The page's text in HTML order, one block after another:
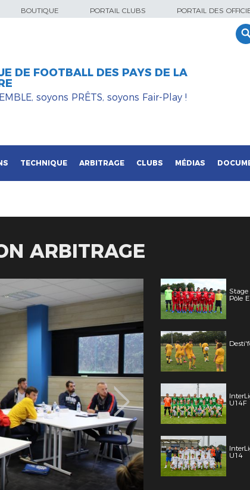
BOUTIQUE PORTAIL CLUBS PORTAIL DES
DE FOOTBALL DES PAYS DE LA
soyons PRÊTS, soyons Fair-Play !
TECHNIQUE ARBITRAGE CLUBS MÉDIAS
ARBITRAGE
Stage
Pôle
U14F
U14